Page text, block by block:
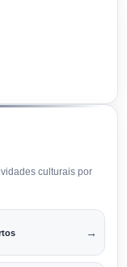
culturais por
→